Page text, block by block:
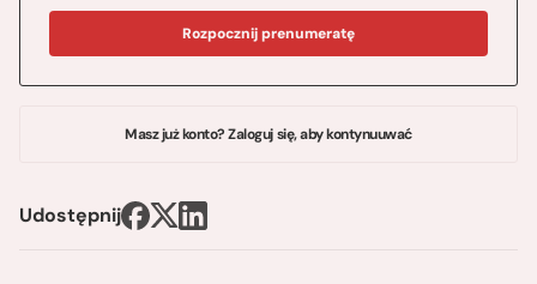
Rozpocznij prenumeratę
Masz już konto? Zaloguj się, aby kontynuuwać
Udostępnij